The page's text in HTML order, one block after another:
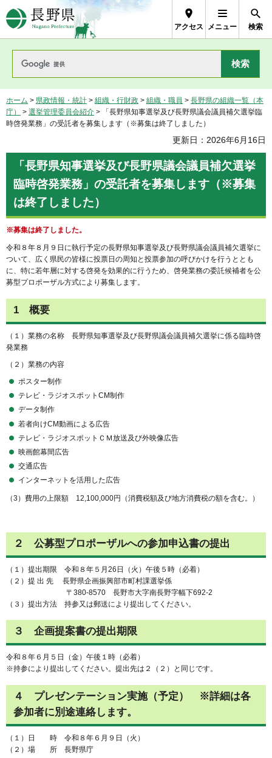
長野県Nagano Prefecture
アクセス メニュー 検索
ホーム > 県政情報・統計 > 組織・行財政 > 組織・職員 > 長野県の組織一覧（本
庁）
> 選挙管理委員会紹介 > 「長野県知事選挙及び長野県議会議員補欠選挙臨
時啓発業務」の受託者を募集します（※募集は終了しました）
更新日：2026年6月16日
「長野県知事選挙及び長野県議会議員補欠選挙
臨時啓発業務」の受託者を募集します（※募集
は終了しました）
※募集は終了しました。
令和８年８月９日に執行予定の長野県知事選挙及び長野県議会議員補欠選挙に
ついて、広く県民の皆様に投票日の周知と投票参加の呼びかけを行うととも
に、特に若年層に対する啓発を効果的に行うため、啓発業務の委託候補者を公
募型プロポーザル方式により募集します。
1 概要
（１）業務の名称 長野県知事選挙及び長野県議会議員補欠選挙に係る臨時啓
発業務
（２）業務の内容
ポスター制作
テレビ・ラジオスポットCM制作
データ制作
若者向けCM動画による広告
テレビ・ラジオスポットＣＭ放送及び外映像広告
映画館幕間広告
交通広告
インターネットを活用した広告
（3）費用の上限額 12,100,000円（消費税額及び地方消費税の額を含む。）
２ 公募型プロポーザルへの参加申込書の提出
（１）提出期限 令和８年５月26日（火）午後５時（必着）
（２）提 出 先 長野県企画振興部市町村課選挙係
〒380-8570 長野市大字南長野字幅下692-2
（３）提出方法 持参又は郵送により提出してください。
３ 企画提案書の提出期限
令和８年６月５日（金）午後１時（必着）
※持参により提出してください。提出先は２（２）と同じです。
４ プレゼンテーション実施（予定） ※詳細は各
参加者に別途連絡します。
（１）日 時 令和８年６月９日（火）
（２）場 所 長野県庁